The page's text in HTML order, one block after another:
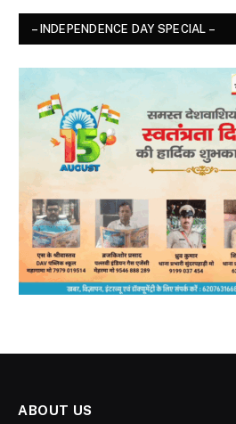
– INDEPENDENCE DAY SPECIAL –
ABOUT US